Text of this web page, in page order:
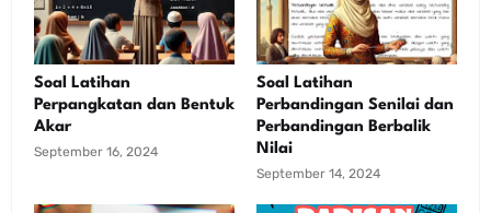
Soal Latihan
Perpangkatan dan Bentuk
Akar
September 16, 2024
Soal Latihan
Perbandingan Senilai dan
Perbandingan Berbalik
Nilai
September 14, 2024